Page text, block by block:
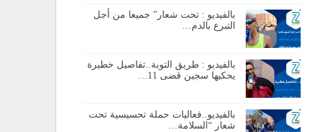
بالفيديو : تحت شعار” جميعا من أجل
التبرع بالدم…
بالفيديو : طريق التوبة..تفاصيل خطيرة
يحكيها سجين قضى 11…
بالفيديو..فعاليات حملة تحسيسية تحت
شعار “السلامة…